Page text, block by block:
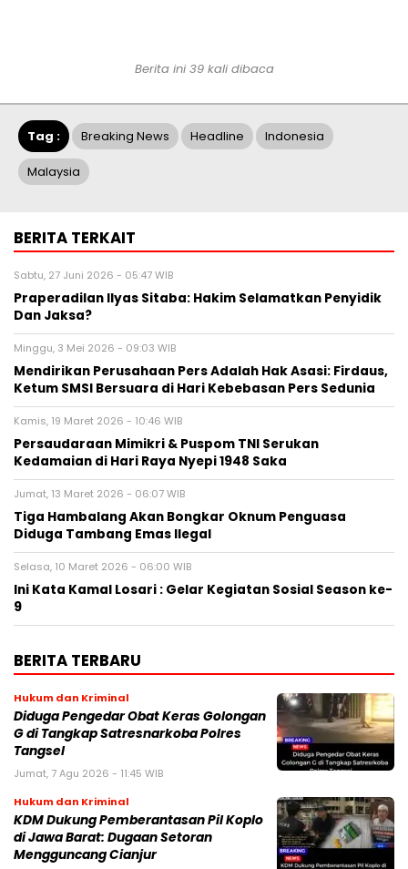
Berita ini 39 kali dibaca
Tag : Breaking News Headline Indonesia
Malaysia
BERITA TERKAIT
Sabtu, 27 Juni 2026 - 05:47 WIB
Praperadilan Ilyas Sitaba: Hakim Selamatkan Penyidik
Dan Jaksa?
Minggu, 3 Mei 2026 - 09:03 WIB
Mendirikan Perusahaan Pers Adalah Hak Asasi: Firdaus,
Ketum SMSI Bersuara di Hari Kebebasan Pers Sedunia
Kamis, 19 Maret 2026 - 10:46 WIB
Persaudaraan Mimikri & Puspom TNI Serukan
Kedamaian di Hari Raya Nyepi 1948 Saka
Jumat, 13 Maret 2026 - 06:07 WIB
Tiga Hambalang Akan Bongkar Oknum Penguasa
Diduga Tambang Emas Ilegal
Selasa, 10 Maret 2026 - 06:00 WIB
Ini Kata Kamal Losari : Gelar Kegiatan Sosial Season ke-
9
BERITA TERBARU
Hukum dan Kriminal
Diduga Pengedar Obat Keras Golongan
G di Tangkap Satresnarkoba Polres
Tangsel
Jumat, 7 Agu 2026 - 11:45 WIB
Hukum dan Kriminal
KDM Dukung Pemberantasan Pil Koplo
di Jawa Barat: Dugaan Setoran
Mengguncang Cianjur